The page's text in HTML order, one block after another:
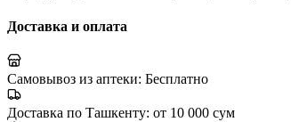
Доставка и оплата
Самовывоз из аптеки: Бесплатно
Доставка по Ташкенту: от 10 000 сум